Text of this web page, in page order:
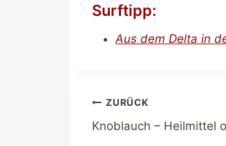
Surftipp:
Aus dem Delta in
ZURÜCK
Knoblauch – Heilmittel